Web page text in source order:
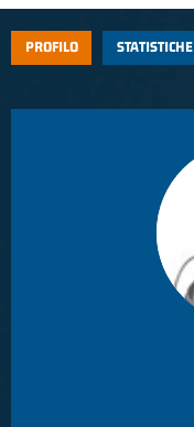
PROFILO STATISTICHE